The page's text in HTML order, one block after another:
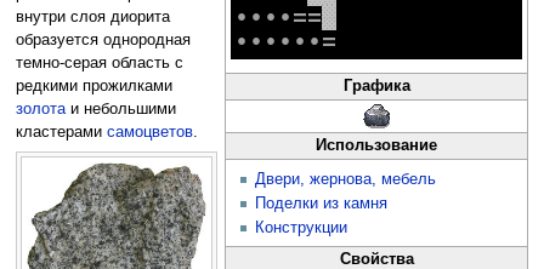
• • • •==░
• • • • • •=
Графика
Использование
Двери, жернова, мебель
Поделки из камня
Конструкции
Свойства
внутри слоя диорита
образуется однородная
темно-серая область с
редкими прожилками
золотаи небольшими
кластерами самоцветов.